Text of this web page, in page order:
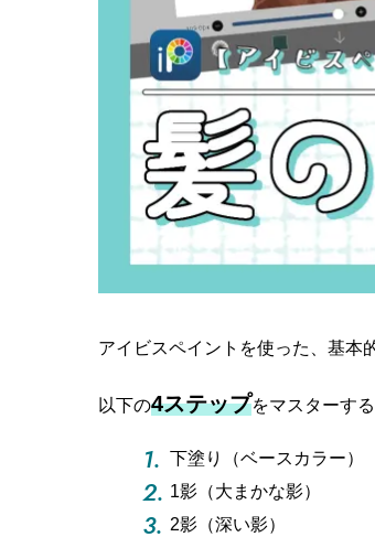
アイビスペイントを使った、基本
以下の4ステップをマスターす
下塗り（ベースカラー）
1影（大まかな影）
2影（深い影）